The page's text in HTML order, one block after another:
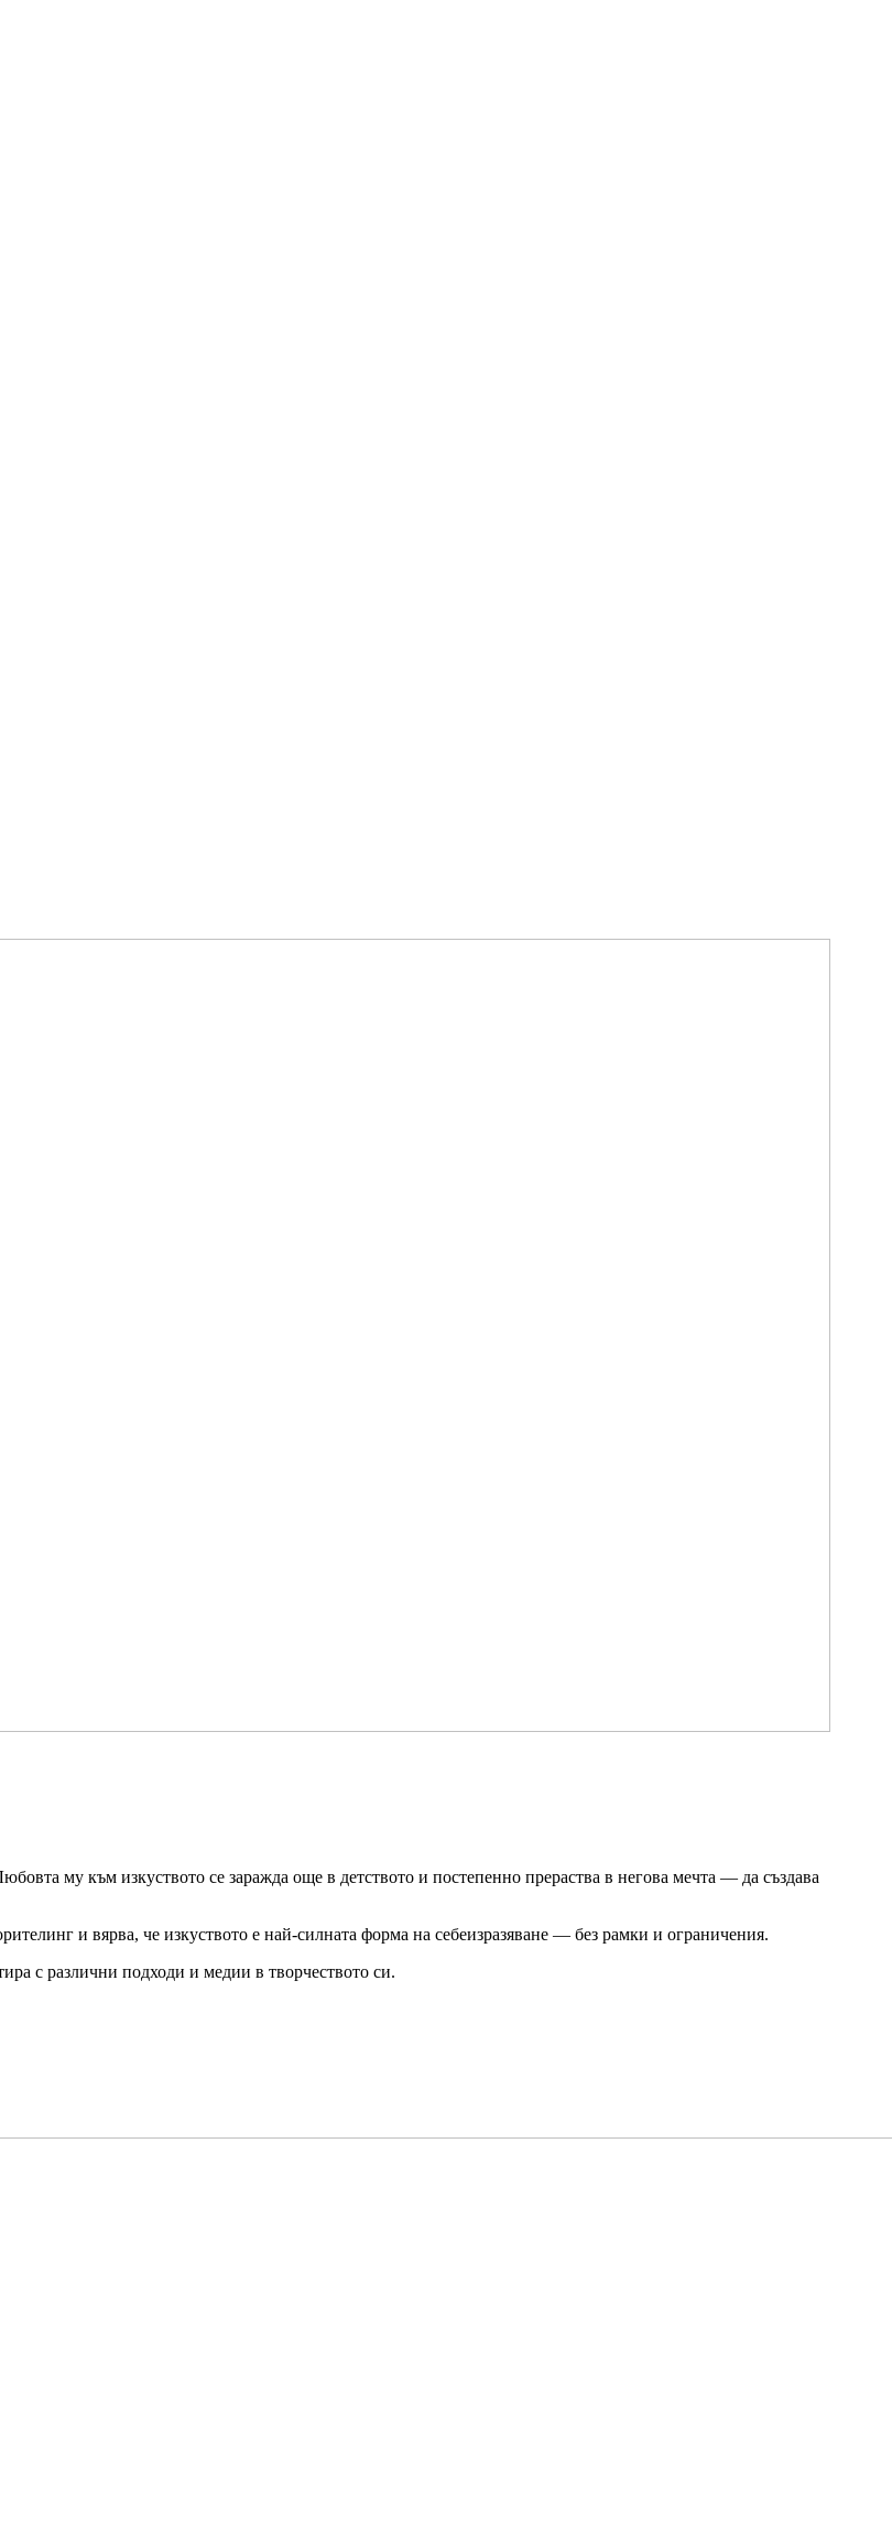
му към изкуството се заражда още в детството и постепенно прераства в негова мечта — да създава
и вярва, че изкуството е най-силната форма на себеизразяване — без рамки и ограничения.
с различни подходи и медии в творчеството си.